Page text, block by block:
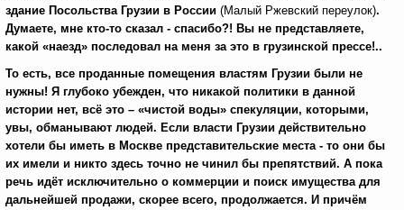
здание Посольства Грузии в России (Малый Ржевский переулок).
Думаете, мне кто-то сказал - спасибо?! Вы не представляете,
какой «наезд» последовал на меня за это в грузинской прессе!..
То есть, все проданные помещения властям Грузии были не
нужны! Я глубоко убежден, что никакой политики в данной
истории нет, всё это – «чистой воды» спекуляции, которыми,
увы, обманывают людей. Если власти Грузии действительно
хотели бы иметь в Москве представительские места - то они бы
их имели и никто здесь точно не чинил бы препятствий. А пока
речь идёт исключительно о коммерции и поиск имущества для
дальнейшей продажи, скорее всего, продолжается. И причём